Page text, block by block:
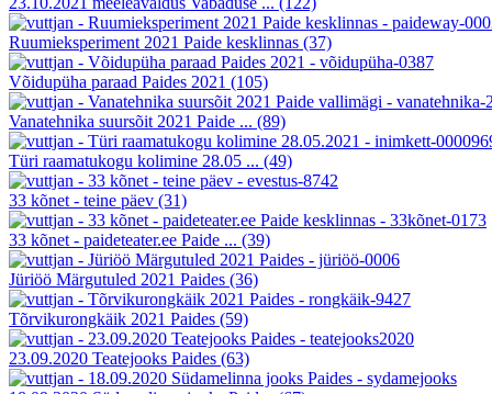
Ruumieksperiment 2021 Paide kesklinnas (37)
Võidupüha paraad Paides 2021 (105)
Vanatehnika suursõit 2021 Paide ... (89)
Türi raamatukogu kolimine 28.05 ... (49)
33 kõnet - teine päev (31)
33 kõnet - paideteater.ee Paide ... (39)
Jüriöö Märgutuled 2021 Paides (36)
Tõrvikurongkäik 2021 Paides (59)
23.09.2020 Teatejooks Paides (63)